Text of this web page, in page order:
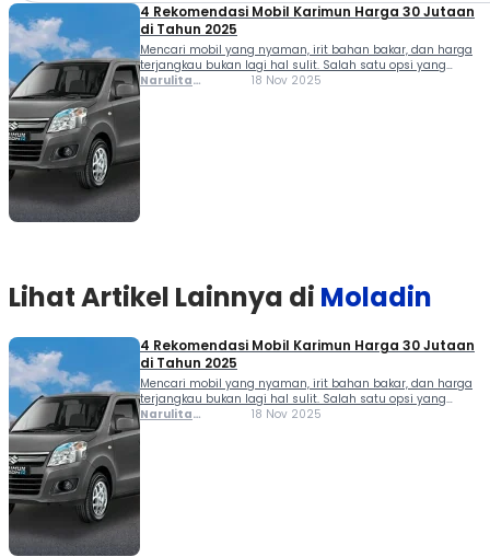
4 Rekomendasi Mobil Karimun Harga 30 Jutaan
di Tahun 2025
Mencari mobil yang nyaman, irit bahan bakar, dan harga
terjangkau bukan lagi hal sulit. Salah satu opsi yang
masih banyak diminati adalah mobil Karimun harga 30
Narulita
18 Nov 2025
Lihat Artikel Lainnya di Moladin
4 Rekomendasi Mobil Karimun Harga 30 Jutaan
di Tahun 2025
Mencari mobil yang nyaman, irit bahan bakar, dan harga
terjangkau bukan lagi hal sulit. Salah satu opsi yang
masih banyak diminati adalah mobil Karimun harga 30
Narulita
18 Nov 2025